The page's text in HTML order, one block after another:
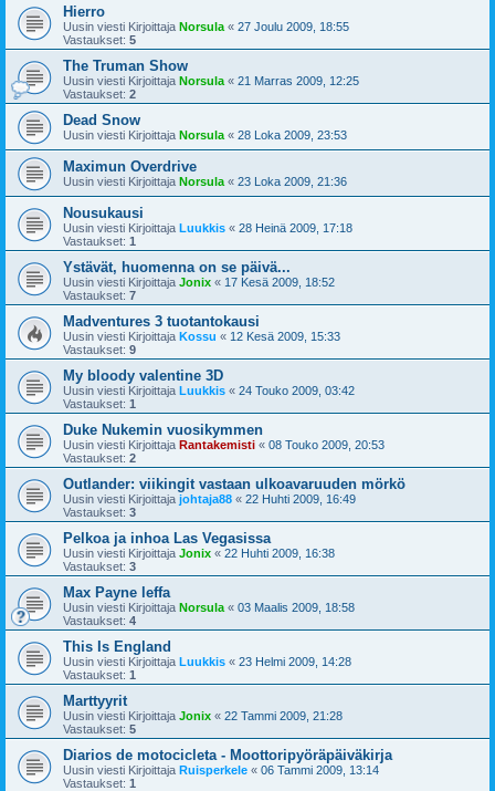
Hierro
Uusin viesti Kirjoittaja Norsula « 27 Joulu 2009, 18:55
Vastaukset: 5
The Truman Show
Uusin viesti Kirjoittaja Norsula « 21 Marras 2009, 12:25
Vastaukset: 2
Dead Snow
Uusin viesti Kirjoittaja Norsula « 28 Loka 2009, 23:53
Maximun Overdrive
Uusin viesti Kirjoittaja Norsula « 23 Loka 2009, 21:36
Nousukausi
Uusin viesti Kirjoittaja Luukkis « 28 Heinä 2009, 17:18
Vastaukset: 1
Ystävät, huomenna on se päivä...
Uusin viesti Kirjoittaja Jonix « 17 Kesä 2009, 18:52
Vastaukset: 7
Madventures 3 tuotantokausi
Uusin viesti Kirjoittaja Kossu « 12 Kesä 2009, 15:33
Vastaukset: 9
My bloody valentine 3D
Uusin viesti Kirjoittaja Luukkis « 24 Touko 2009, 03:42
Vastaukset: 1
Duke Nukemin vuosikymmen
Uusin viesti Kirjoittaja Rantakemisti « 08 Touko 2009, 20:53
Vastaukset: 2
Outlander: viikingit vastaan ulkoavaruuden mörkö
Uusin viesti Kirjoittaja johtaja88 « 22 Huhti 2009, 16:49
Vastaukset: 3
Pelkoa ja inhoa Las Vegasissa
Uusin viesti Kirjoittaja Jonix « 22 Huhti 2009, 16:38
Vastaukset: 3
Max Payne leffa
Uusin viesti Kirjoittaja Norsula « 03 Maalis 2009, 18:58
Vastaukset: 4
This Is England
Uusin viesti Kirjoittaja Luukkis « 23 Helmi 2009, 14:28
Vastaukset: 1
Marttyyrit
Uusin viesti Kirjoittaja Jonix « 22 Tammi 2009, 21:28
Vastaukset: 5
Diarios de motocicleta - Moottoripyöräpäiväkirja
Uusin viesti Kirjoittaja Ruisperkele « 06 Tammi 2009, 13:14
Vastaukset: 1